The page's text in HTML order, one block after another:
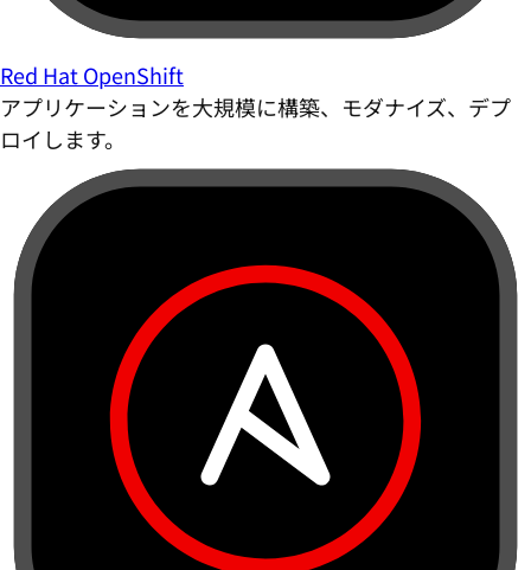
Red Hat OpenShift
アプリケーションを大規模に構築、モダナイズ、デプ
ロイします。